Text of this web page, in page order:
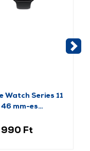
Watch Series 11
46 mm-es
fekete
990 Ft